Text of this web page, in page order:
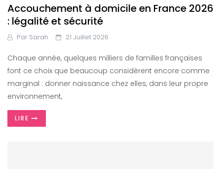
Accouchement à domicile en France 2026
: légalité et sécurité
Par Sarah 21 Juillet 2026
Chaque année, quelques milliers de familles françaises
font ce choix que beaucoup considèrent encore comme
marginal : donner naissance chez elles, dans leur propre
environnement,
LIRE